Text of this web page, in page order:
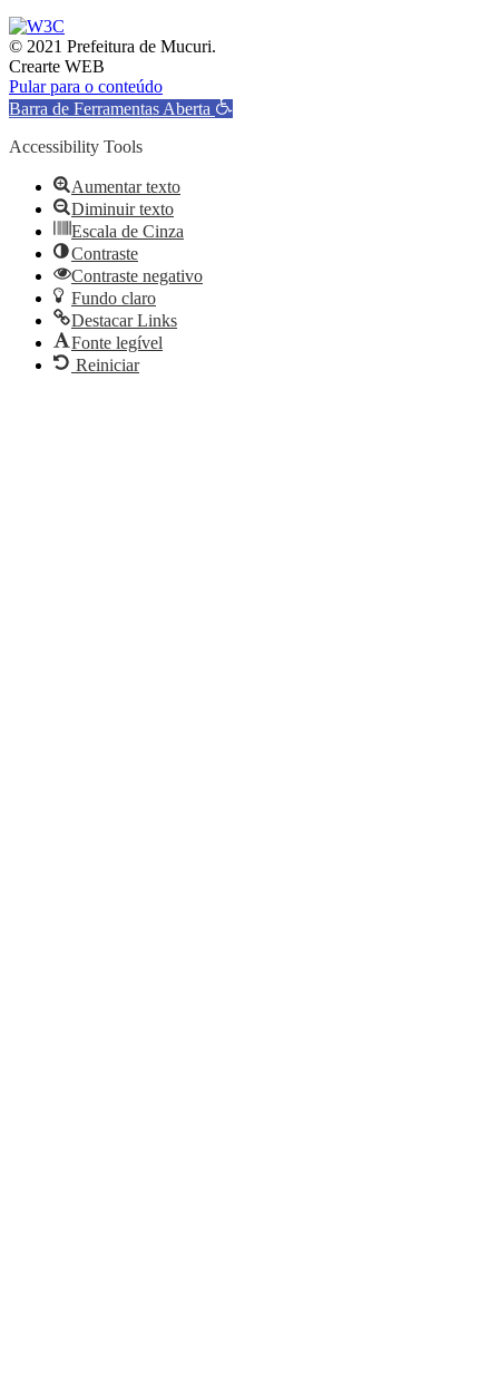
© 2021 Prefeitura de Mucuri.
Crearte WEB
Pular para o conteúdo
Barra de Ferramentas Aberta
Accessibility Tools
Aumentar texto
Diminuir texto
Escala de Cinza
Contraste
Contraste negativo
Fundo claro
Destacar Links
Fonte legível
Reiniciar